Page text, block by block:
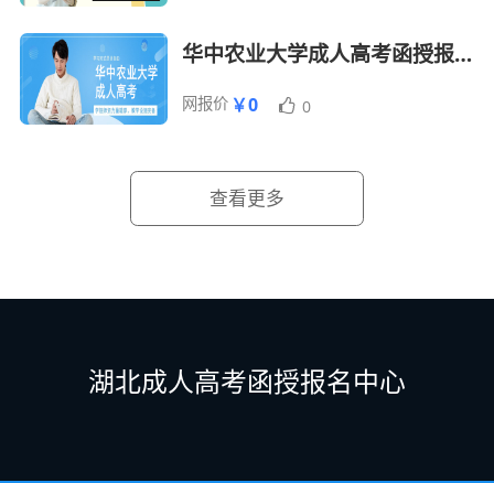
华中农业大学成人高考函授报名招生简章
网报价 ￥0 0
查看更多
湖北成人高考函授报名中心